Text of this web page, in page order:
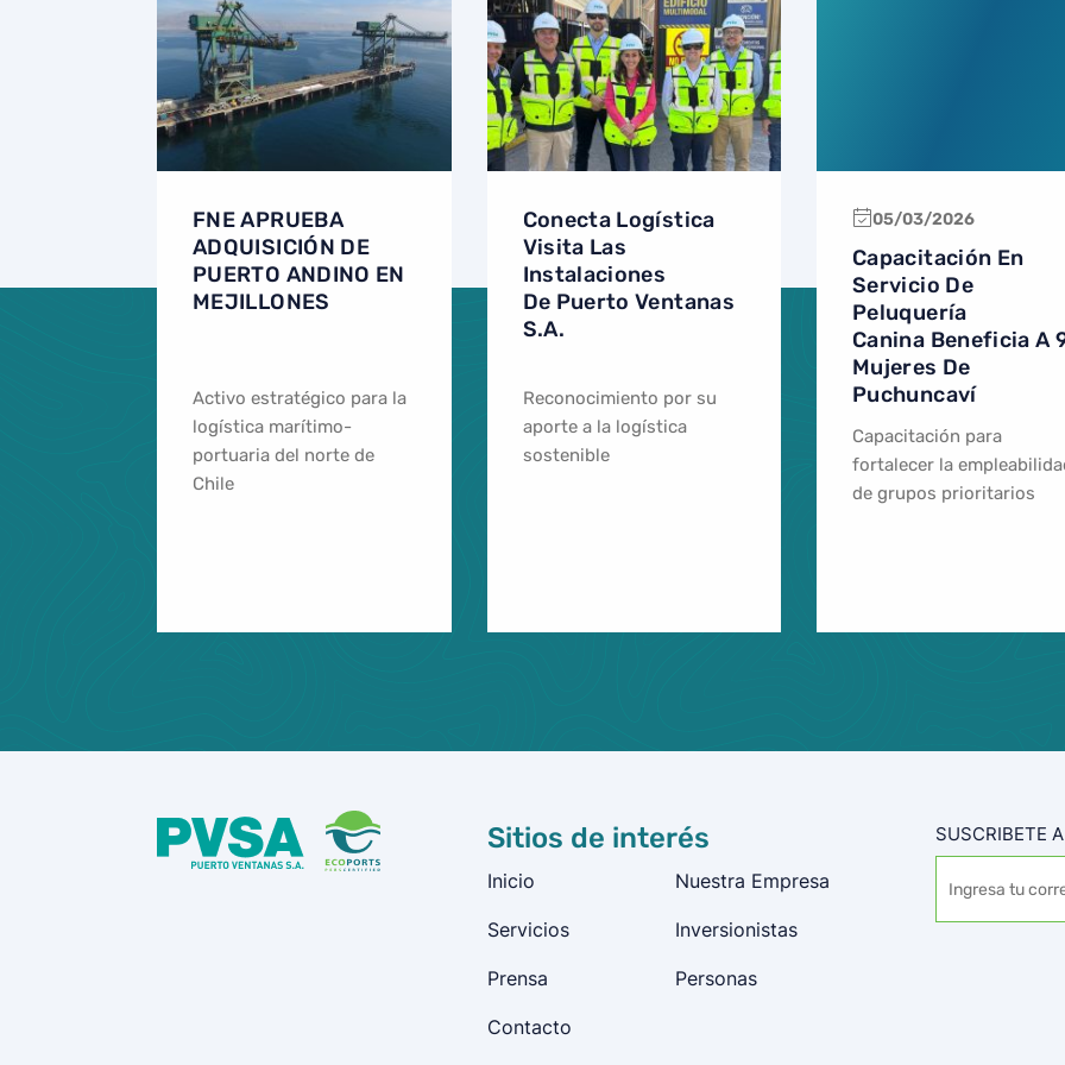
FNE APRUEBA
ADQUISICIÓN DE
PUERTO ANDINO EN
MEJILLONES
Activo estratégico para la
logística marítimo-
portuaria del norte de
Chile
Conecta Logística
Visita Las
Instalaciones
De Puerto Ventanas
S.A.
Reconocimiento por su
aporte a la logística
sostenible
05/03/2026
Capacitación En
Servicio De
Peluquería
Canina Beneficia A
Mujeres De
Puchuncaví
Capacitación para
fortalecer la
de grupos prioritarios
Sitios de interés
Inicio Nuestra Empresa
Servicios Inversionistas
Prensa Personas
Contacto
SUSCRIBETE